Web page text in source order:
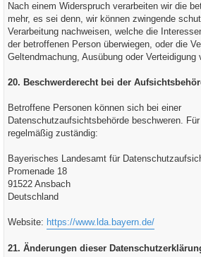
Nach einem Widerspruch verarbeiten wir die
mehr, es sei denn, wir können zwingende
Verarbeitung nachweisen, welche die
der betroffenen Person überwiegen, oder die
Geltendmachung, Ausübung oder Verteidigung
20. Beschwerderecht bei der
Betroffene Personen können sich bei einer
Datenschutzaufsichtsbehörde beschweren.
regelmäßig zuständig:
Bayerisches Landesamt für
Promenade 18
91522 Ansbach
Deutschland
Website: https://www.lda.bayern.de/
21. Änderungen dieser